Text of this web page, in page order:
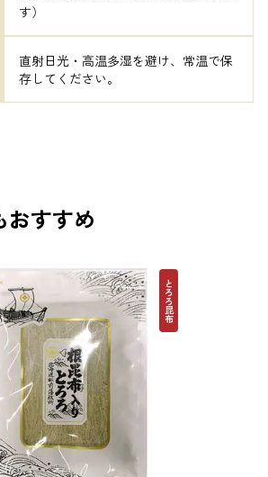
す）
直射日光・高温多湿を避け、常温で保
存してください。
おすすめ
とろろ昆布